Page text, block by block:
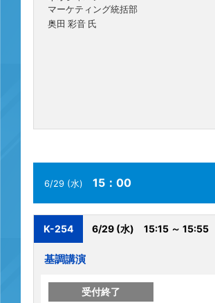
マーケティング統括部
奥田 彩音 氏
6/29 (水) 15：00
K-254 6/29 (水) 15:15 ～ 15:55
基調講演
受付終了